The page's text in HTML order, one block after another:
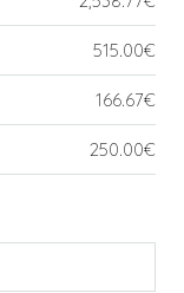
515.00€
166.67€
250.00€